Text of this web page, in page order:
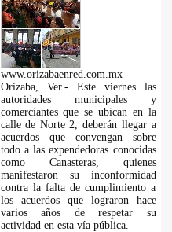
www.orizabaenred.com.mx
Orizaba, Ver.- Este viernes las
autoridades municipales y
comerciantes que se ubican en la
calle de Norte 2, deberán llegar a
acuerdos que convengan sobre
todo a las expendedoras conocidas
como Canasteras, quienes
manifestaron su inconformidad
contra la falta de cumplimiento a
los acuerdos que lograron hace
varios años de respetar su
actividad en esta vía pública.